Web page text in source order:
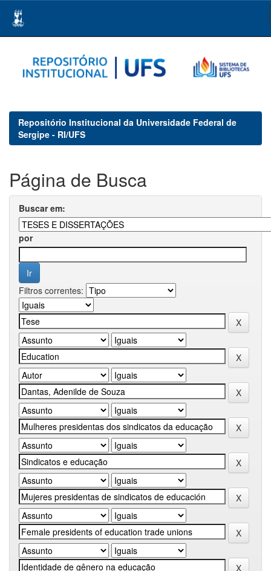
navigation
Repositório Institucional da Universidade Federal de
Sergipe - RI/UFS
Página de Busca
Buscar em:
por
Filtros correntes: